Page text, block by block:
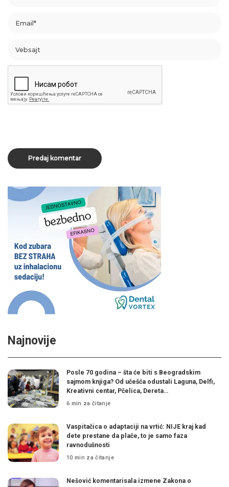
Najnovije
Posle 70 godina – šta će biti s Beogradskim
sajmom knjiga? Od učešća odustali Laguna, Delfi,
Kreativni centar, Pčelica, Dereta…
6 min za čitanje
Vaspitačica o adaptaciji na vrtić: NIJE kraj kad
dete prestane da plače, to je samo faza
ravnodušnosti
10 min za čitanje
Nešović komentarisala izmene Zakona o